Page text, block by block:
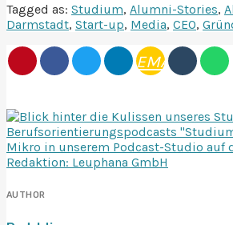
Tagged as: Studium, Alumni-Stories,
Darmstadt, Start-up, Media, CEO,
EMAIL
AUTHOR